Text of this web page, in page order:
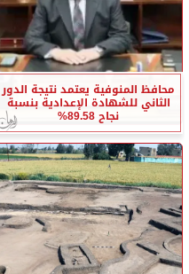
محافظ المنوفية يعتمد نتيجة الدور
الثاني للشهادة الإعدادية بنسبة
نجاح 89.58%